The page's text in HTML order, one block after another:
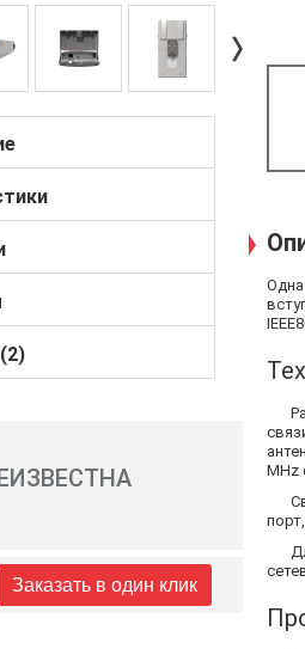
Заказать в один клик
MHz